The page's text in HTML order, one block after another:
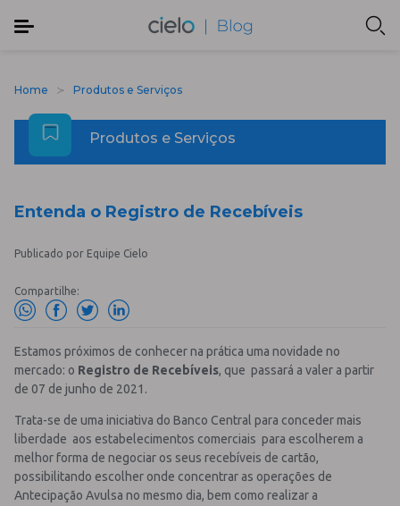
Home Produtos e Serviços
Produtos e Serviços
Entenda o Registro de Recebíveis
Publicado por Equipe Cielo
Compartilhe:
Estamos próximos de conhecer na prática uma novidade no
mercado: o Registro de Recebíveis, que passará a valer a partir
de 07 de junho de 2021.
Trata-se de uma iniciativa do Banco Central para conceder mais
liberdade aos estabelecimentos comerciais para escolherem a
melhor forma de negociar os seus recebíveis de cartão,
possibilitando escolher onde concentrar as operações de
Antecipação Avulsa no mesmo dia, bem como realizar a